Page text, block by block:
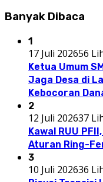
Banyak Dibaca
1
17 Juli 202656
Ketua Umum
Jaga Desa di
Kebocoran
2
12 Juli 202637
Kawal RUU
Aturan Ring-
3
10 Juli 202636